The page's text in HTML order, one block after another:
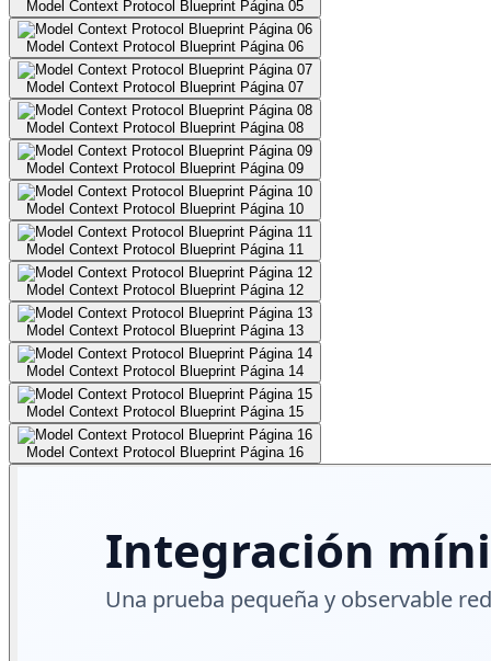
Model Context Protocol Blueprint Página 05
Model Context Protocol Blueprint Página 06
Model Context Protocol Blueprint Página 07
Model Context Protocol Blueprint Página 08
Model Context Protocol Blueprint Página 09
Model Context Protocol Blueprint Página 10
Model Context Protocol Blueprint Página 11
Model Context Protocol Blueprint Página 12
Model Context Protocol Blueprint Página 13
Model Context Protocol Blueprint Página 14
Model Context Protocol Blueprint Página 15
Model Context Protocol Blueprint Página 16